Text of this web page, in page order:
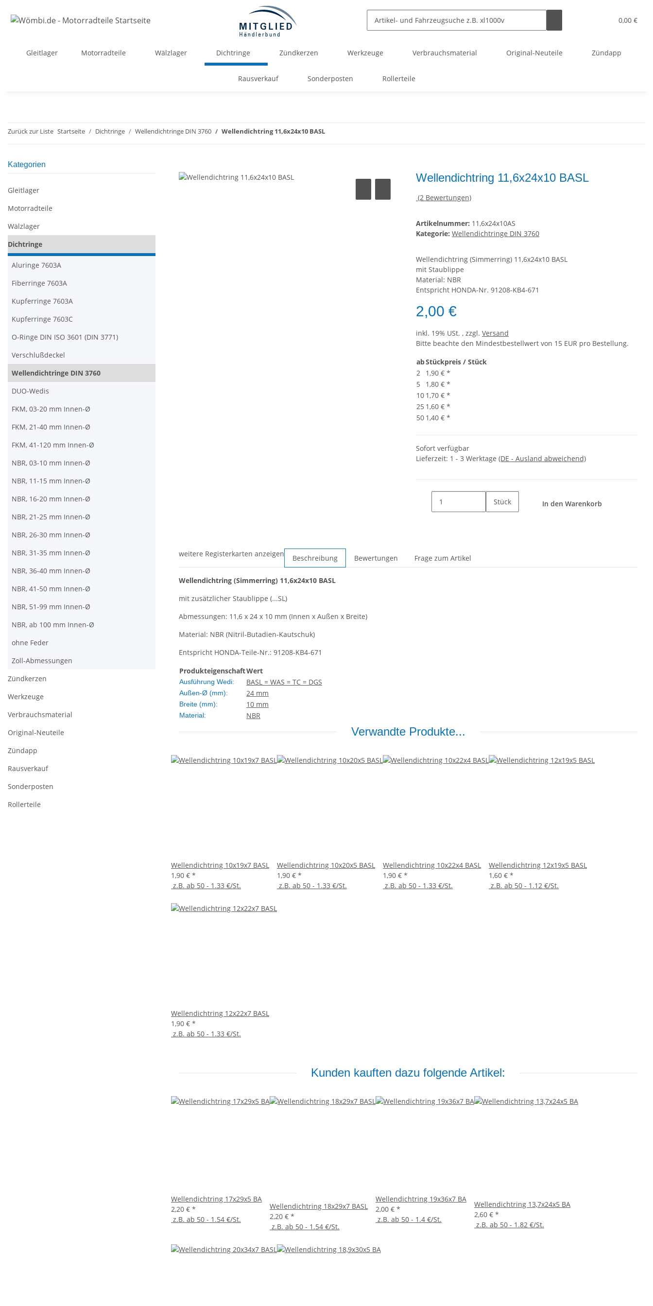
0,00 €
Gleitlager Motorradteile Wälzlager Dichtringe Zündkerzen Werkzeuge Verbrauchsmaterial Original-Neuteile Zündapp
Rausverkauf Sonderposten Rollerteile
Zurück zur Liste Startseite Dichtringe Wellendichtringe DIN 3760 Wellendichtring 11,6x24x10 BASL
Wellendichtring 11,6x24x10 BASL
(2 Bewertungen)
Artikelnummer: 11,6x24x10AS
Kategorie: Wellendichtringe DIN 3760
Wellendichtring (Simmerring) 11,6x24x10 BASL
mit Staublippe
Material: NBR
Entspricht HONDA-Nr. 91208-KB4-671
2,00 €
inkl. 19% USt. , zzgl. Versand
Bitte beachte den Mindestbestellwert von 15 EUR pro Bestellung.
abStückpreis / Stück
2
1,90 € *
5
1,80 € *
10 1,70 € *
25 1,60 € *
50 1,40 € *
Sofort verfügbar
Lieferzeit: 1 - 3 Werktage (DE - Ausland abweichend)
Stück In den Warenkorb
weitere Registerkarten anzeigen Beschreibung Bewertungen Frage zum Artikel
Wellendichtring (Simmerring) 11,6x24x10 BASL
mit zusätzlicher Staublippe (...SL)
Abmessungen: 11,6 x 24 x 10 mm (Innen x Außen x Breite)
Material: NBR (Nitril-Butadien-Kautschuk)
Entspricht HONDA-Teile-Nr.: 91208-KB4-671
ProdukteigenschaftWert
Ausführung Wedi: BASL = WAS = TC = DGS
Außen-Ø (mm): 24 mm
Breite (mm): 10 mm
Material: NBR
Verwandte Produkte...
Wellendichtring 10x19x7 BASL
1,90 € *
z.B. ab 50 - 1.33 €/St.
Wellendichtring 10x20x5 BASL
1,90 € *
z.B. ab 50 - 1.33 €/St.
Wellendichtring 10x22x4 BASL
1,90 € *
z.B. ab 50 - 1.33 €/St.
Wellendichtring 12x19x5 BASL
1,60 € *
z.B. ab 50 - 1.12 €/St.
Wellendichtring 12x22x7 BASL
1,90 € *
z.B. ab 50 - 1.33 €/St.
Kunden kauften dazu folgende Artikel:
Wellendichtring 17x29x5 BA
2,20 € *
z.B. ab 50 - 1.54 €/St.
Wellendichtring 18x29x7 BASL
2,20 € *
z.B. ab 50 - 1.54 €/St.
Wellendichtring 19x36x7 BA
2,00 € *
z.B. ab 50 - 1.4 €/St.
Wellendichtring 13,7x24x5 BA
2,60 € *
z.B. ab 50 - 1.82 €/St.
Kategorien
Gleitlager
Motorradteile
Wälzlager
Dichtringe
Aluringe 7603A
Fiberringe 7603A
Kupferringe 7603A
Kupferringe 7603C
O-Ringe DIN ISO 3601 (DIN 3771)
Verschlußdeckel
Wellendichtringe DIN 3760
DUO-Wedis
FKM, 03-20 mm Innen-Ø
FKM, 21-40 mm Innen-Ø
FKM, 41-120 mm Innen-Ø
NBR, 03-10 mm Innen-Ø
NBR, 11-15 mm Innen-Ø
NBR, 16-20 mm Innen-Ø
NBR, 21-25 mm Innen-Ø
NBR, 26-30 mm Innen-Ø
NBR, 31-35 mm Innen-Ø
NBR, 36-40 mm Innen-Ø
NBR, 41-50 mm Innen-Ø
NBR, 51-99 mm Innen-Ø
NBR, ab 100 mm Innen-Ø
ohne Feder
Zoll-Abmessungen
Zündkerzen
Werkzeuge
Verbrauchsmaterial
Original-Neuteile
Zündapp
Rausverkauf
Sonderposten
Rollerteile